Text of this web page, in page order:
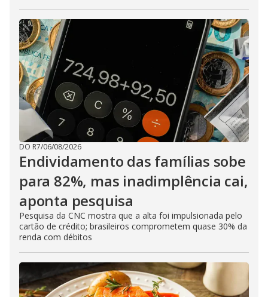
DO R7/06/08/2026
Endividamento das famílias sobe
para 82%, mas inadimplência cai,
aponta pesquisa
Pesquisa da CNC mostra que a alta foi impulsionada pelo
cartão de crédito; brasileiros comprometem quase 30% da
renda com débitos